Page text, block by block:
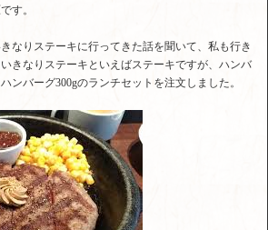
す。
なりステーキに行ってきた話を聞いて、私も行き
きなりステーキといえばステーキですが、ハンバ
ンバーグ300gのランチセットを注文しました。